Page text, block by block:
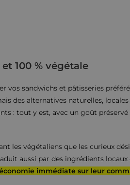
100 % végétale
vos sandwichs et pâtisseries
des alternatives naturelles,
: tout y est, avec un goût
les végétaliens que les curieux
aussi par des ingrédients
immédiate sur leur